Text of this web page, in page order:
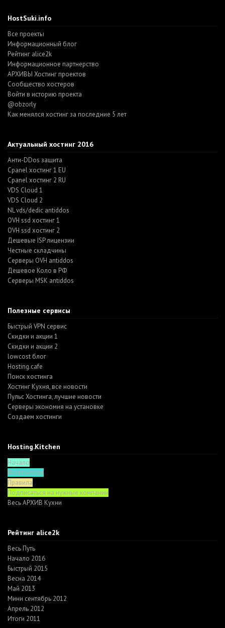
HostSuki.info
Все проекты
Информационный блог
Рейтинг alice2k
Информационное партнерство
АРХИВЫ Хостинг проектов
Cообщество хостеров
Войти в историю проекта
@obzorly
Как менялся хостинг за последние 5 лет
Актуальный хостинг 2016
Анти-DDos защита
Cpanel хостинг 1 EU
Cpanel хостинг 2 RU
VDS Cloud 1
VDS Cloud 2
NL vds/dedic antiddos
OVH ssd хостинг 1
OVH ssd хостинг 2
Дешевые ISP лицензии
Честные складчины
Серверы OVH antiddos
Дешевое Коло в РФ
Серверы MSK antiddos
Полезные сервисы
Быстрый VPN сервис
Скидки и акции 1
Скидки и акции 2
lowcost блог
Hosting.cafe
Поиск хостинга
Хостинг Кухня, все новости
Пульс Хостинга, лучшие новости
Серверы экономия на установке
Создаем хостинги
Hosting.Kitchen
Начало
Функционал
Правила
Подписаться на нужные компании
Весь АРХИВ Кухни
Рейтинг alice2k
Весь Путь
Начало 2016
Быстрый 2015
Весна 2014
Май 2013
Мини сентябрь 2012
Апрель 2012
Итоги 2011